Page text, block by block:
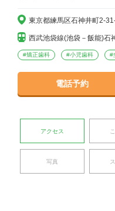
東京都練馬区石神井町2-
西武池袋線(池袋－飯能)石
#矯正歯科 #小児歯科 #
電話予約
アクセス
写真